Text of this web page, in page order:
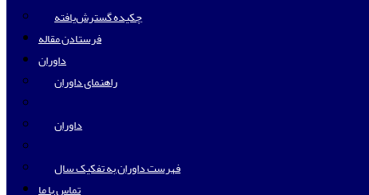
چکیده گسترش‌یافته
فرستادن مقاله
داوران
راهنمای داوران
داوران
فهرست داوران به تفکیک سال
تماس با ما